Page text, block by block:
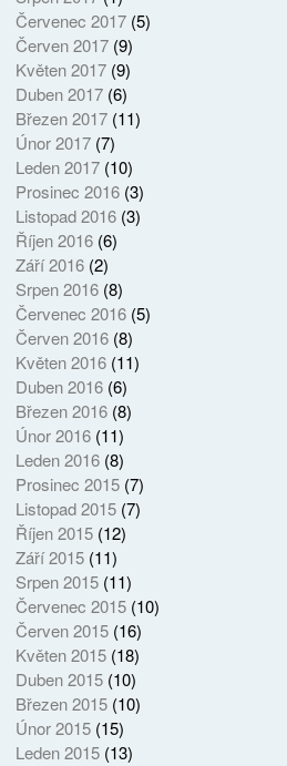
Červenec 2017(5)
Červen 2017(9)
Květen 2017(9)
Duben 2017(6)
Březen 2017(11)
Únor 2017(7)
Leden 2017(10)
Prosinec 2016(3)
Listopad 2016(3)
Říjen 2016(6)
Září 2016(2)
Srpen 2016(8)
Červenec 2016(5)
Červen 2016(8)
Květen 2016(11)
Duben 2016(6)
Březen 2016(8)
Únor 2016(11)
Leden 2016(8)
Prosinec 2015(7)
Listopad 2015(7)
Říjen 2015(12)
Září 2015(11)
Srpen 2015(11)
Červenec 2015(10)
Červen 2015(16)
Květen 2015(18)
Duben 2015(10)
Březen 2015(10)
Únor 2015(15)
Leden 2015(13)